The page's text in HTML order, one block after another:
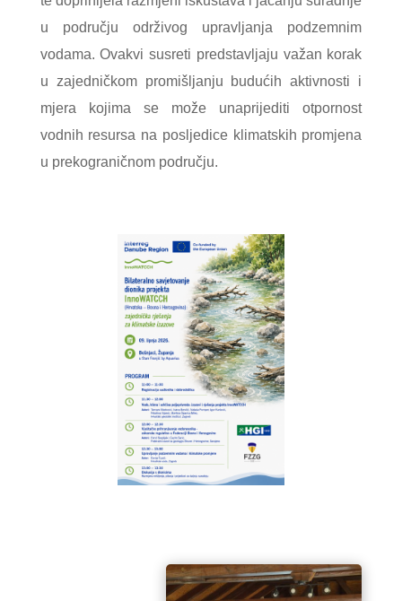
u području održivog upravljanja podzemnim
vodama. Ovakvi susreti predstavljaju važan korak
u zajedničkom promišljanju budućih aktivnosti i
mjera kojima se može unaprijediti otpornost
vodnih resursa na posljedice klimatskih promjena
u prekograničnom području.